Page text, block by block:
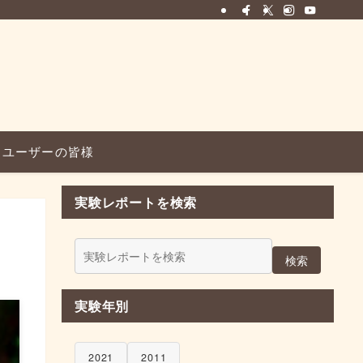
ユーザーの皆様
実験レポートを検索
検索
実験年別
2021 2011